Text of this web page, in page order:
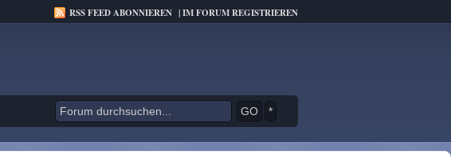
RSS FEED ABONNIEREN |IM FORUM REGISTRIEREN
*